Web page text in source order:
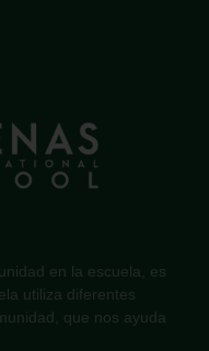
en la escuela, es
utiliza diferentes
que nos ayuda